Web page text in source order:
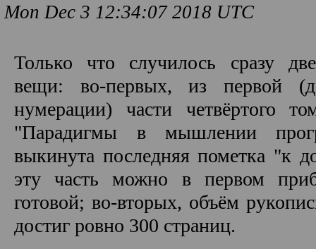
Mon Dec 3 12:34:07 2018 UTC
Только что случилось сразу
вещи: во-первых, из первой
нумерации) части четвёртого
"Парадигмы в мышлении
выкинута последняя пометка "к
эту часть можно в первом
готовой; во-вторых, объём
достиг ровно 300 страниц.